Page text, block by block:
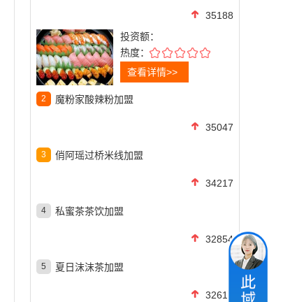
35188
投资额：
热度：
查看详情>>
2 魔粉家酸辣粉加盟
35047
3 俏阿瑶过桥米线加盟
34217
4 私蜜茶茶饮加盟
32854
5 夏日沫沫茶加盟
32615